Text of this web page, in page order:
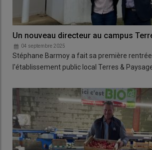
Un nouveau directeur au campus
04 septembre 2025
Stéphane Barmoy a fait sa première
l'établissement public local Terres &